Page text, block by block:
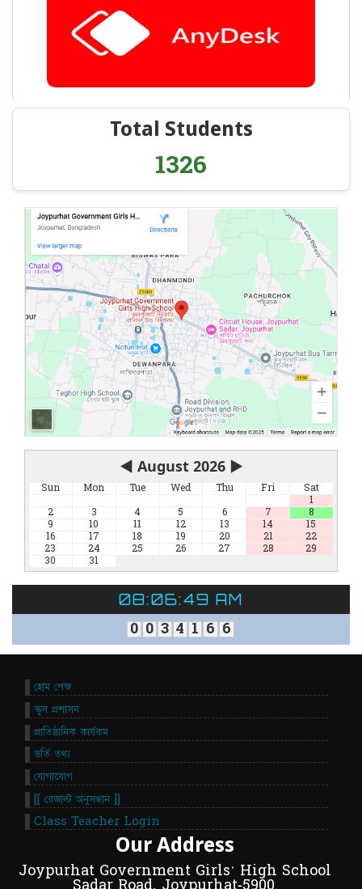
Total Students
1326
◀ August 2026 ▶
Sun Mon Tue Wed Thu Fri
Sat
1
2
3 4 5 6 7
8
9
10 11 12 13 14
15
16
17 18 19 20 21
22
23
24 25 26 27 28
29
30
31
08:06:49 AM
0 0 3 4 1 6 6
Our Address
Joypurhat Government Girls' High School
হোম পেজ
স্কুল প্রশাসন
প্রাতিষ্ঠানিক কার্যকম
ভর্তি তথ্য
যোগাযোগ
[[ রেজাল্ট অনুসন্ধান ]]
Class Teacher Login